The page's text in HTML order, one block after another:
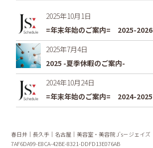
2025年10月1日
=年末年始のご案内= 2025-2026
2025年7月4日
2025 -夏季休暇のご案内-
2024年10月24日
=年末年始のご案内= 2024-2025
春日井｜長久手｜名古屋｜美容室・美容院 J's－ジェイズ
7AF6DA99-E8CA-42BE-8321-DDFD13E076AB